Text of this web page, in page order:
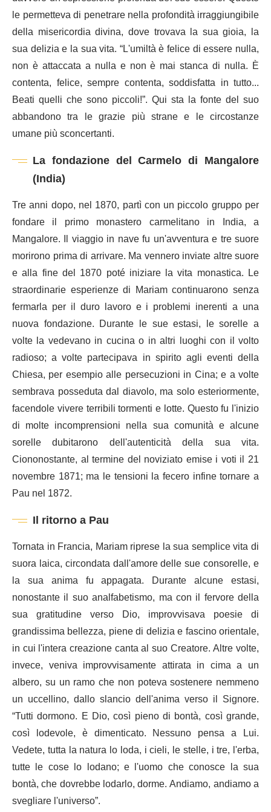
le permetteva di penetrare nella profondità irraggiungibile
della misericordia divina, dove trovava la sua gioia, la
sua delizia e la sua vita. “L'umiltà è felice di essere nulla,
non è attaccata a nulla e non è mai stanca di nulla. È
contenta, felice, sempre contenta, soddisfatta in tutto...
Beati quelli che sono piccoli!”. Qui sta la fonte del suo
abbandono tra le grazie più strane e le circostanze
umane più sconcertanti.
La fondazione del Carmelo di Mangalore
(India)
Tre anni dopo, nel 1870, partì con un piccolo gruppo per
fondare il primo monastero carmelitano in India, a
Mangalore. Il viaggio in nave fu un'avventura e tre suore
morirono prima di arrivare. Ma vennero inviate altre suore
e alla fine del 1870 poté iniziare la vita monastica. Le
straordinarie esperienze di Mariam continuarono senza
fermarla per il duro lavoro e i problemi inerenti a una
nuova fondazione. Durante le sue estasi, le sorelle a
volte la vedevano in cucina o in altri luoghi con il volto
radioso; a volte partecipava in spirito agli eventi della
Chiesa, per esempio alle persecuzioni in Cina; e a volte
sembrava posseduta dal diavolo, ma solo esteriormente,
facendole vivere terribili tormenti e lotte. Questo fu l'inizio
di molte incomprensioni nella sua comunità e alcune
sorelle dubitarono dell'autenticità della sua vita.
Ciononostante, al termine del noviziato emise i voti il 21
novembre 1871; ma le tensioni la fecero infine tornare a
Pau nel 1872.
Il ritorno a Pau
Tornata in Francia, Mariam riprese la sua semplice vita di
suora laica, circondata dall'amore delle sue consorelle, e
la sua anima fu appagata. Durante alcune estasi,
nonostante il suo analfabetismo, ma con il fervore della
sua gratitudine verso Dio, improvvisava poesie di
grandissima bellezza, piene di delizia e fascino orientale,
in cui l'intera creazione canta al suo Creatore. Altre volte,
invece, veniva improvvisamente attirata in cima a un
albero, su un ramo che non poteva sostenere nemmeno
un uccellino, dallo slancio dell'anima verso il Signore.
“Tutti dormono. E Dio, così pieno di bontà, così grande,
così lodevole, è dimenticato. Nessuno pensa a Lui.
Vedete, tutta la natura lo loda, i cieli, le stelle, i tre, l'erba,
tutte le cose lo lodano; e l'uomo che conosce la sua
bontà, che dovrebbe lodarlo, dorme. Andiamo, andiamo a
svegliare l'universo”.